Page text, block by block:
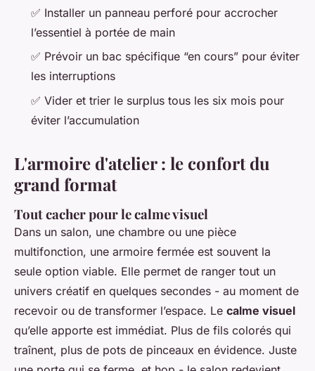
✅ Installer un panneau perforé pour accrocher
l’essentiel à portée de main
✅ Prévoir un bac spécifique “en cours” pour éviter
les interruptions
✅ Vider et trier le surplus tous les six mois pour
éviter l’accumulation
L'armoire d'atelier : le confort du
grand format
Tout cacher pour le calme visuel
Dans un salon, une chambre ou une pièce
multifonction, une armoire fermée est souvent la
seule option viable. Elle permet de ranger tout un
univers créatif en quelques secondes - au moment de
recevoir ou de transformer l’espace. Le calme visuel
qu’elle apporte est immédiat. Plus de fils colorés qui
traînent, plus de pots de pinceaux en évidence. Juste